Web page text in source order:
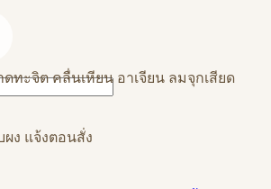
ทะจิต คลื่นเหียน อาเจียน ลมจุกเสียด
ง แจ้งตอนสั่ง